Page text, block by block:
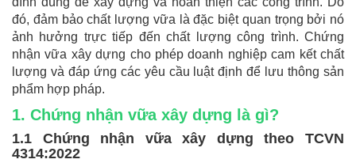
đó, đảm bảo chất lượng vữa là đặc biệt quan trọng bởi nó
ảnh hưởng trực tiếp đến chất lượng công trình. Chứng
nhận vữa xây dựng cho phép doanh nghiệp cam kết chất
lượng và đáp ứng các yêu cầu luật định để lưu thông sản
phẩm hợp pháp.
1. Chứng nhận vữa xây dựng là gì?
1.1 Chứng nhận vữa xây dựng theo TCVN
4314:2022